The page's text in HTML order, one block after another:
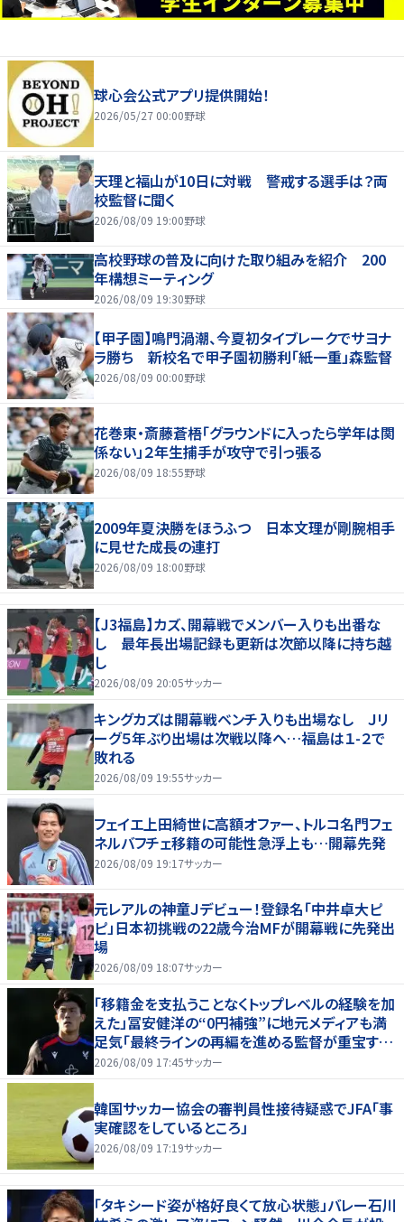
球心会公式アプリ提供開始！
2026/05/27 00:00野球
天理と福山が10日に対戦 警戒する選手は？両
校監督に聞く
2026/08/09 19:00野球
高校野球の普及に向けた取り組みを紹介 200
年構想ミーティング
2026/08/09 19:30野球
【甲子園】鳴門渦潮、今夏初タイブレークでサヨナ
ラ勝ち 新校名で甲子園初勝利「紙一重」森監督
2026/08/09 00:00野球
花巻東・斎藤蒼梧「グラウンドに入ったら学年は関
係ない」２年生捕手が攻守で引っ張る
2026/08/09 18:55野球
2009年夏決勝をほうふつ 日本文理が剛腕相手
に見せた成長の連打
2026/08/09 18:00野球
【J3福島】カズ、開幕戦でメンバー入りも出番な
し 最年長出場記録も更新は次節以降に持ち越
し
2026/08/09 20:05サッカー
キングカズは開幕戦ベンチ入りも出場なし Ｊリ
ーグ５年ぶり出場は次戦以降へ…福島は１-２で
敗れる
2026/08/09 19:55サッカー
フェイエ上田綺世に高額オファー、トルコ名門フェ
ネルバフチェ移籍の可能性急浮上も…開幕先発
2026/08/09 19:17サッカー
元レアルの神童Ｊデビュー！登録名「中井卓大ピ
ピ」日本初挑戦の22歳今治MFが開幕戦に先発出
場
2026/08/09 18:07サッカー
「移籍金を支払うことなくトップレベルの経験を加
えた」冨安健洋の“0円補強”に地元メディアも満
足気「最終ラインの再編を進める監督が重宝する
柔軟性を備えている」
2026/08/09 17:45サッカー
韓国サッカー協会の審判員性接待疑惑でJFA「事
実確認をしているところ」
2026/08/09 17:19サッカー
「タキシード姿が格好良くて放心状態」バレー石川